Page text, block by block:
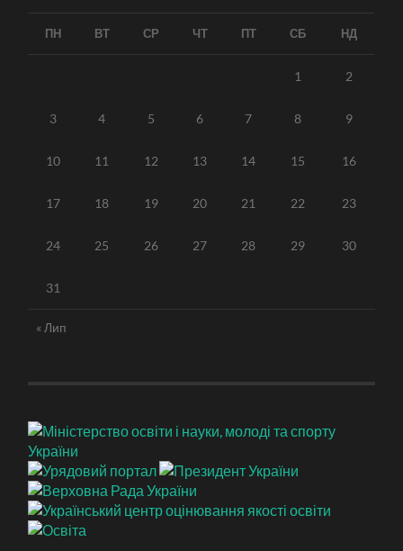
ПН ВТ СР ЧТ ПТ СБ НД
1 2
3 4 5 6 7 8 9
10 11 12 13 14 15 16
17 18 19 20 21 22 23
24 25 26 27 28 29 30
31
« Лип